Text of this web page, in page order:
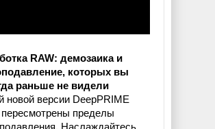
RAW: демозаика и
которых вы
раньше не видели
новой версии DeepPRIME
пределы